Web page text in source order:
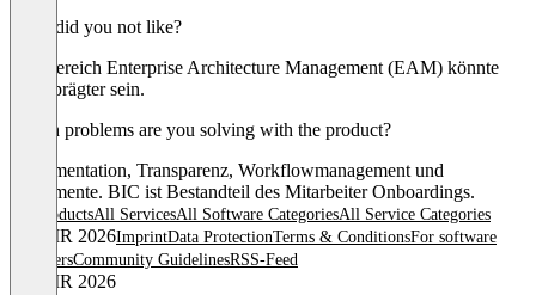
What did you not like?
Der Bereich Enterprise Architecture Management (EAM) könnte
ausgeprägter sein.
Which problems are you solving with the product?
Dokumentation, Transparenz, Workflowmanagement und
Dokumente. BIC ist Bestandteil des Mitarbeiter Onboardings.
All productsAll ServicesAll Software CategoriesAll Service Categories
© OMR 2026ImprintData ProtectionTerms & ConditionsFor software
providersCommunity GuidelinesRSS-Feed
© OMR 2026